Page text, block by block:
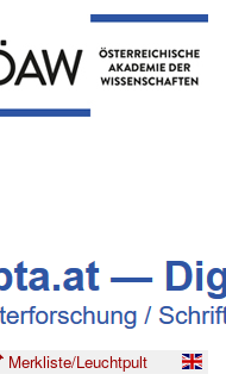
Merkliste/Leuchtpult